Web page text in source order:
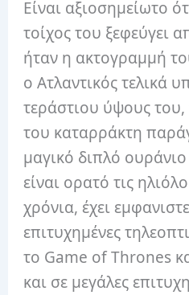
Είναι αξιοσημείωτο
τοίχος του ξεφεύγει
ήταν η ακτογραμμή
ο Ατλαντικός τελικά
τεράστιου ύψους
του καταρράκτη
μαγικό διπλό
είναι ορατό τις
χρόνια, έχει
επιτυχημένες
το Game of Thrones
και σε μεγάλες